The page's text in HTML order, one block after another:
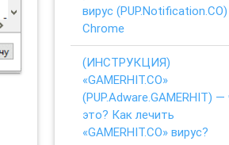
вирус
Chrome
(ИНСТРУКЦИЯ)
«GAMERHIT.CO»
(PUP.Adware.GAMERHIT) —
это? Как лечить
«GAMERHIT.CO» вирус?